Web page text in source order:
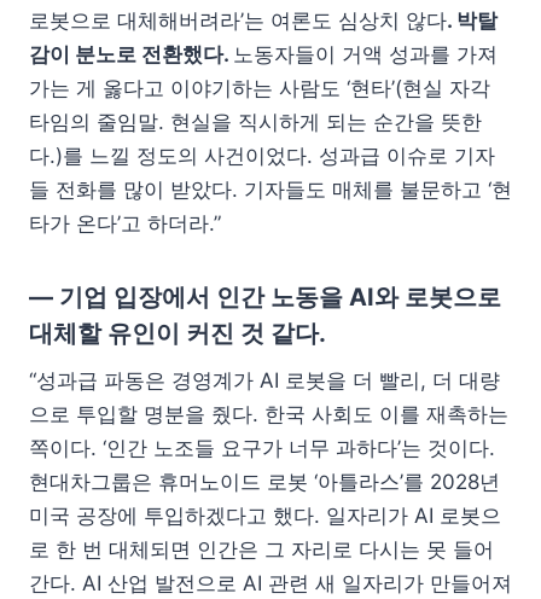
로봇으로 대체해버려라’는 여론도 심상치 않다. 박탈
감이 분노로 전환했다. 노동자들이 거액 성과를 가져
가는 게 옳다고 이야기하는 사람도 ‘현타’(현실 자각
타임의 줄임말. 현실을 직시하게 되는 순간을 뜻한
다.)를 느낄 정도의 사건이었다. 성과급 이슈로 기자
들 전화를 많이 받았다. 기자들도 매체를 불문하고 ‘현
타가 온다’고 하더라.”
— 기업 입장에서 인간 노동을 AI와 로봇으로
대체할 유인이 커진 것 같다.
“성과급 파동은 경영계가 AI 로봇을 더 빨리, 더 대량
으로 투입할 명분을 줬다. 한국 사회도 이를 재촉하는
쪽이다. ‘인간 노조들 요구가 너무 과하다’는 것이다.
현대차그룹은 휴머노이드 로봇 ‘아틀라스’를 2028년
미국 공장에 투입하겠다고 했다. 일자리가 AI 로봇으
로 한 번 대체되면 인간은 그 자리로 다시는 못 들어
간다. AI 산업 발전으로 AI 관련 새 일자리가 만들어져